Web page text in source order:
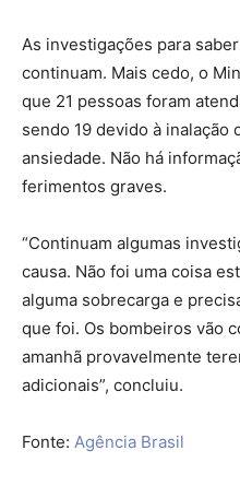
As investigações para
continuam. Mais cedo, o
que 21 pessoas foram
sendo 19 devido à inalação
ansiedade. Não há
ferimentos graves.
“Continuam algumas
causa. Não foi uma coisa
alguma sobrecarga e
que foi. Os bombeiros vão
amanhã provavelmente
adicionais”, concluiu.
Fonte: Agência Brasil